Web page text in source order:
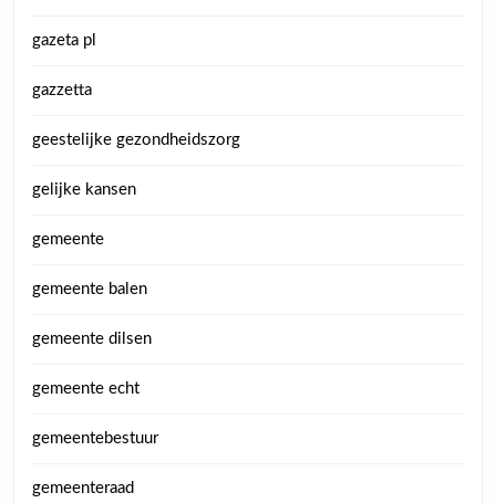
gazeta pl
gazzetta
geestelijke gezondheidszorg
gelijke kansen
gemeente
gemeente balen
gemeente dilsen
gemeente echt
gemeentebestuur
gemeenteraad